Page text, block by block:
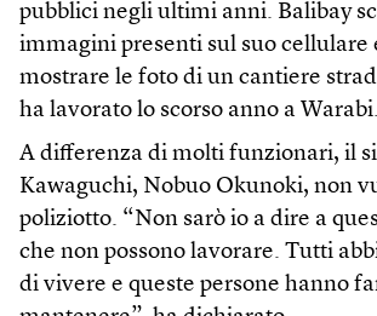
pubblici negli ultimi anni. Balibay
immagini presenti sul suo cellulare
mostrare le foto di un cantiere
ha lavorato lo scorso anno a Warabi.
A differenza di molti funzionari, il
Kawaguchi, Nobuo Okunoki, non
poliziotto. “Non sarò io a dire a
che non possono lavorare. Tutti
di vivere e queste persone hanno